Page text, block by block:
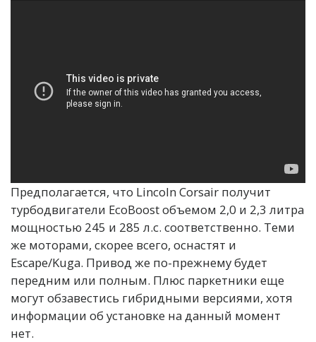
Предполагается, что Lincoln Corsair получит
турбодвигатели EcoBoost объемом 2,0 и 2,3 литра
мощностью 245 и 285 л.с. соответственно. Теми
же моторами, скорее всего, оснастят и
Escape/Kuga. Привод же по-прежнему будет
передним или полным. Плюс паркетники еще
могут обзавестись гибридными версиями, хотя
информации об установке на данный момент
нет.